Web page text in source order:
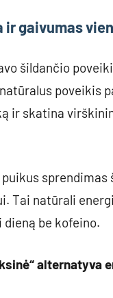
ir gaivumas
šildančio
poveikis
ir skatina
Tai natūrali
be kofeino.
alternatyva